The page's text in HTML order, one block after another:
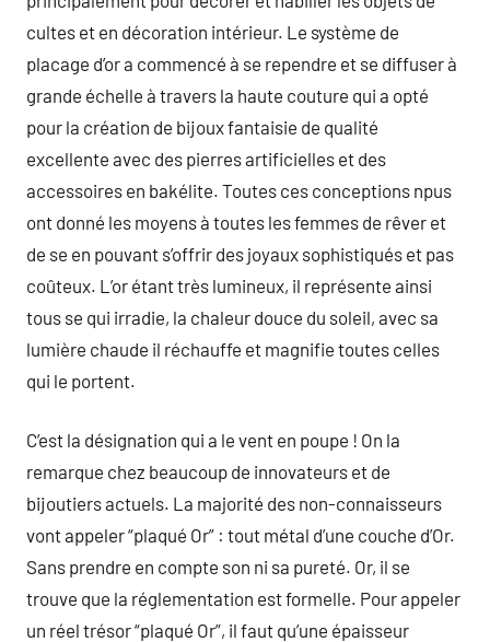
cultes et en décoration intérieur. Le système de
placage d’or a commencé à se rependre et se diffuser à
grande échelle à travers la haute couture qui a opté
pour la création de bijoux fantaisie de qualité
excellente avec des pierres artificielles et des
accessoires en bakélite. Toutes ces conceptions npus
ont donné les moyens à toutes les femmes de rêver et
de se en pouvant s’offrir des joyaux sophistiqués et pas
coûteux. L’or étant très lumineux, il représente ainsi
tous se qui irradie, la chaleur douce du soleil, avec sa
lumière chaude il réchauffe et magnifie toutes celles
qui le portent.
C’est la désignation qui a le vent en poupe ! On la
remarque chez beaucoup de innovateurs et de
bijoutiers actuels. La majorité des non-connaisseurs
vont appeler “plaqué Or” : tout métal d’une couche d’Or.
Sans prendre en compte son ni sa pureté. Or, il se
trouve que la réglementation est formelle. Pour appeler
un réel trésor “plaqué Or”, il faut qu’une épaisseur